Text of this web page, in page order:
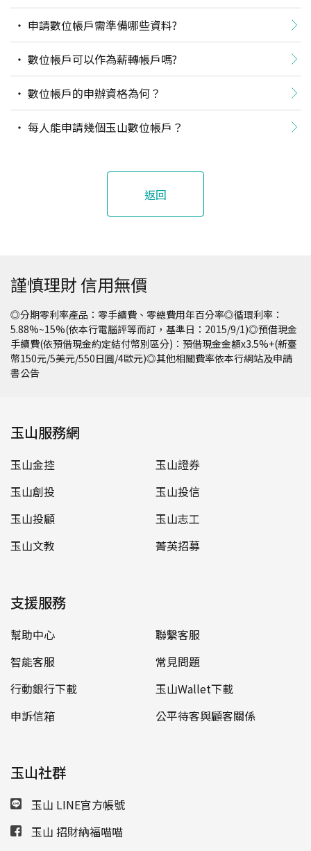
申請數位帳戶需準備哪些資料?
數位帳戶可以作為薪轉帳戶嗎?
數位帳戶的申辦資格為何？
每人能申請幾個玉山數位帳戶？
返回
謹慎理財 信用無價
◎分期零利率產品：零手續費、零總費用年百分率◎循環利率：
5.88%~15%(依本行電腦評等而訂，基準日：2015/9/1)◎預借現金
手續費(依預借現金約定結付幣別區分)：預借現金金額x3.5%+(新臺
幣150元/5美元/550日圓/4歐元)◎其他相關費率依本行網站及申請
書公告
玉山服務網
玉山金控
玉山證券
玉山創投
玉山投信
玉山投顧
玉山志工
玉山文教
菁英招募
支援服務
幫助中心
聯繫客服
智能客服
常見問題
行動銀行下載
玉山Wallet下載
申訴信箱
公平待客與顧客關係
玉山社群
玉山 LINE官方帳號
玉山 招財納福喵喵